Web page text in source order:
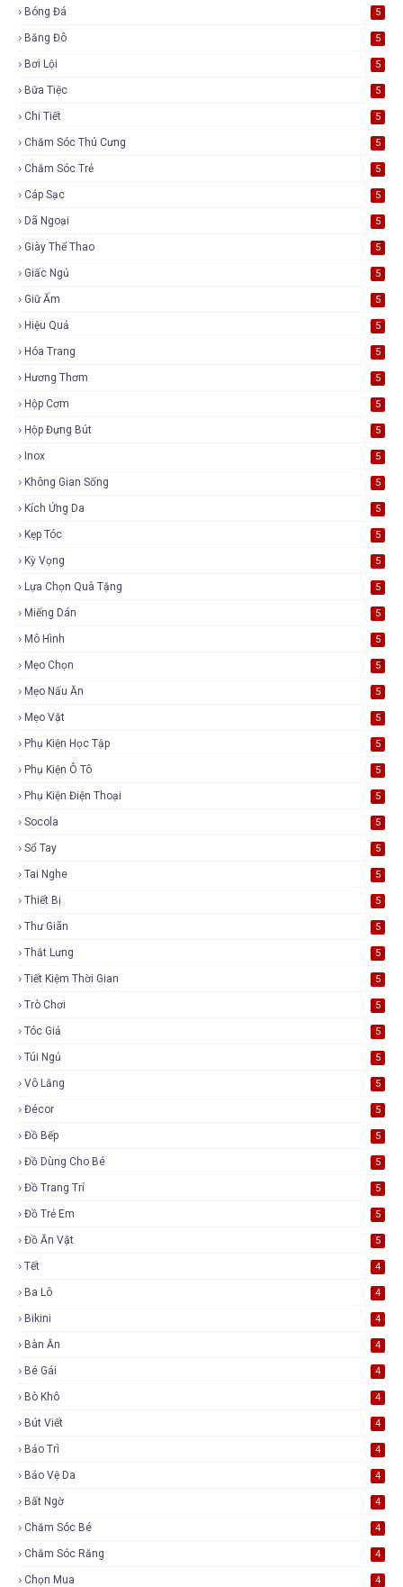
Bóng Đá 5
Băng Đô 5
Bơi Lội 5
Bữa Tiệc 5
Chi Tiết 5
Chăm Sóc Thú Cưng 5
Chăm Sóc Trẻ 5
Cáp Sạc 5
Dã Ngoại 5
Giày Thể Thao 5
Giấc Ngủ 5
Giữ Ấm 5
Hiệu Quả 5
Hóa Trang 5
Hương Thơm 5
Hộp Cơm 5
Hộp Đựng Bút 5
Inox 5
Không Gian Sống 5
Kích Ứng Da 5
Kẹp Tóc 5
Kỳ Vọng 5
Lựa Chọn Quà Tặng 5
Miếng Dán 5
Mô Hình 5
Mẹo Chọn 5
Mẹo Nấu Ăn 5
Mẹo Vặt 5
Phụ Kiện Học Tập 5
Phụ Kiện Ô Tô 5
Phụ Kiện Điện Thoại 5
Socola 5
Sổ Tay 5
Tai Nghe 5
Thiết Bị 5
Thư Giãn 5
Thắt Lưng 5
Tiết Kiệm Thời Gian 5
Trò Chơi 5
Tóc Giả 5
Túi Ngủ 5
Vô Lăng 5
Đécor 5
Đồ Bếp 5
Đồ Dùng Cho Bé 5
Đồ Trang Trí 5
Đồ Trẻ Em 5
Đồ Ăn Vặt 5
Tết 4
Ba Lô 4
Bikini 4
Bàn Ăn 4
Bé Gái 4
Bò Khô 4
Bút Viết 4
Bảo Trì 4
Bảo Vệ Da 4
Bất Ngờ 4
Chăm Sóc Bé 4
Chăm Sóc Răng 4
Chọn Mua 4